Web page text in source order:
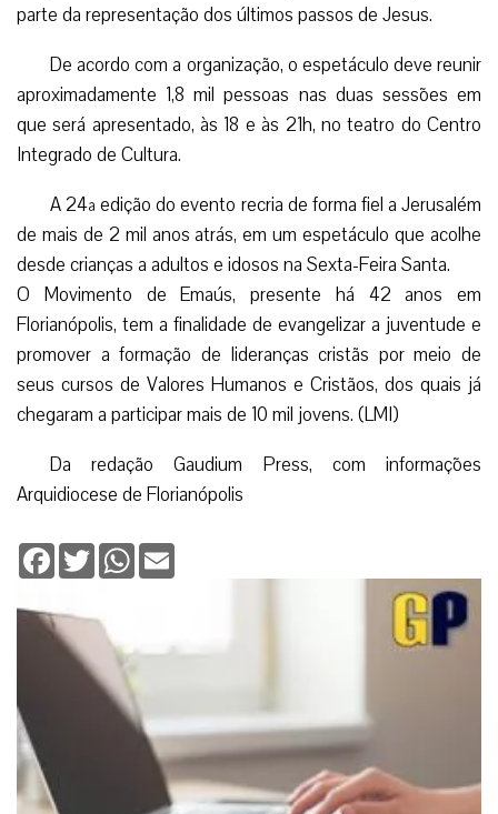
parte da representação dos últimos passos de Jesus.
De acordo com a organização, o espetáculo deve reunir
aproximadamente 1,8 mil pessoas nas duas sessões em
que será apresentado, às 18 e às 21h, no teatro do Centro
Integrado de Cultura.
A 24ª edição do evento recria de forma fiel a Jerusalém
de mais de 2 mil anos atrás, em um espetáculo que acolhe
desde crianças a adultos e idosos na Sexta-Feira Santa.
O Movimento de Emaús, presente há 42 anos em
Florianópolis, tem a finalidade de evangelizar a juventude e
promover a formação de lideranças cristãs por meio de
seus cursos de Valores Humanos e Cristãos, dos quais já
chegaram a participar mais de 10 mil jovens. (LMI)
Da redação Gaudium Press, com informações
Arquidiocese de Florianópolis
Facebook
TwitterWhatsApp